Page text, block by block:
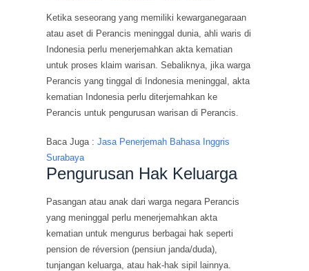
Ketika seseorang yang memiliki kewarganegaraan
atau aset di Perancis meninggal dunia, ahli waris di
Indonesia perlu menerjemahkan akta kematian
untuk proses klaim warisan. Sebaliknya, jika warga
Perancis yang tinggal di Indonesia meninggal, akta
kematian Indonesia perlu diterjemahkan ke
Perancis untuk pengurusan warisan di Perancis.
Baca Juga : Jasa Penerjemah Bahasa Inggris
Surabaya
Pengurusan Hak Keluarga
Pasangan atau anak dari warga negara Perancis
yang meninggal perlu menerjemahkan akta
kematian untuk mengurus berbagai hak seperti
pension de réversion (pensiun janda/duda),
tunjangan keluarga, atau hak-hak sipil lainnya.